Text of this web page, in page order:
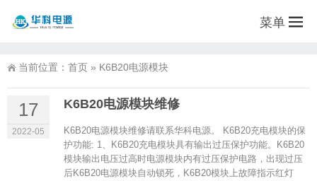
菜单
当前位置： 首页 » K6B20电源模块
17
2022-05
K6B20电源模块维修
K6B20电源模块维修请联系华科电源。 K6B20充电模块的保
护功能: 1、K6B20充电模块具有输出过压保护功能。K6B20
模块输出电压过高时电源模块内有过压保护电路，出现过压
后K6B20电源模块自动锁死，K6B20模块上故障指示红灯